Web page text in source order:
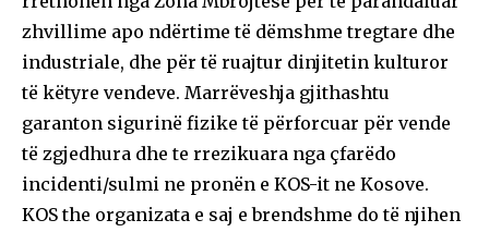
zhvillime apo ndërtime të dëmshme tregtare dhe
industriale, dhe për të ruajtur dinjitetin kulturor
të këtyre vendeve. Marrëveshja gjithashtu
garanton sigurinë fizike të përforcuar për vende
të zgjedhura dhe te rrezikuara nga çfarëdo
incidenti/sulmi ne pronën e KOS-it ne Kosove.
KOS the organizata e saj e brendshme do të njihen